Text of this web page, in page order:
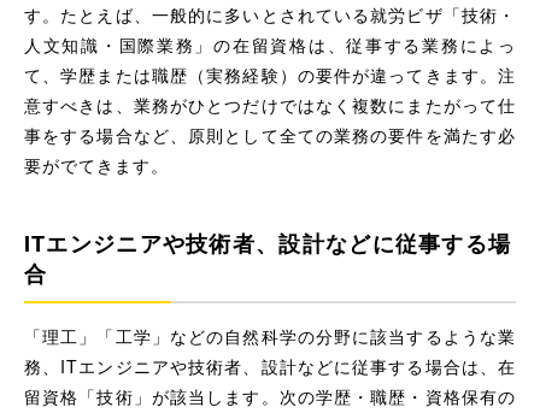
す。たとえば、一般的に多いとされている就労ビザ「技術・
人文知識・国際業務」の在留資格は、従事する業務によっ
て、学歴または職歴（実務経験）の要件が違ってきます。注
意すべきは、業務がひとつだけではなく複数にまたがって仕
事をする場合など、原則として全ての業務の要件を満たす必
要がでてきます。
ITエンジニアや技術者、設計などに従事する場
合
「理工」「工学」などの自然科学の分野に該当するような業
務、ITエンジニアや技術者、設計などに従事する場合は、在
留資格「技術」が該当します。次の学歴・職歴・資格保有の